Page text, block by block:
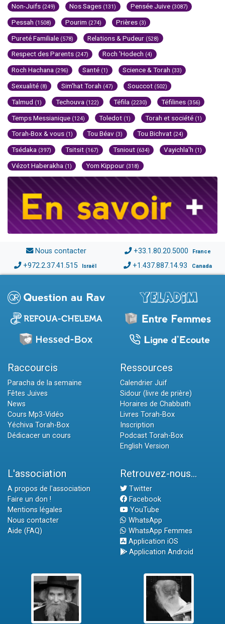
Non-Juifs (249) Nos Sages (131) Pensée Juive (3087)
Pessah (1508) Pourim (274) Prières (3)
Pureté Familiale (578) Relations & Pudeur (528)
Respect des Parents (247) Roch 'Hodech (4)
Roch Hachana (296) Santé (1) Science & Torah (33)
Sexualité (8) Sim'hat Torah (47) Souccot (502)
Talmud (1) Techouva (122) Téfila (2230) Téfilines (356)
Temps Messianique (124) Toledot (1) Torah et société (1)
Torah-Box & vous (1) Tou Béav (3) Tou Bichvat (24)
Tsédaka (397) Tsitsit (167) Tsniout (634) Vayichla'h (1)
Vézot Haberakha (1) Yom Kippour (318)
Nous contacter +33.1.80.20.5000 France
+972.2.37.41.515 Israël +1.437.887.14.93 Canada
Raccourcis
Paracha de la semaine
Fêtes Juives
News
Cours Mp3-Vidéo
Yéchiva Torah-Box
Dédicacer un cours
Ressources
Calendrier Juif
Sidour (livre de prière)
Horaires de Chabbath
Livres Torah-Box
Inscription
Podcast Torah-Box
English Version
L'association
A propos de l'association
Faire un don !
Mentions légales
Nous contacter
Aide (FAQ)
Retrouvez-nous...
Twitter
Facebook
YouTube
WhatsApp
WhatsApp Femmes
Application iOS
Application Android